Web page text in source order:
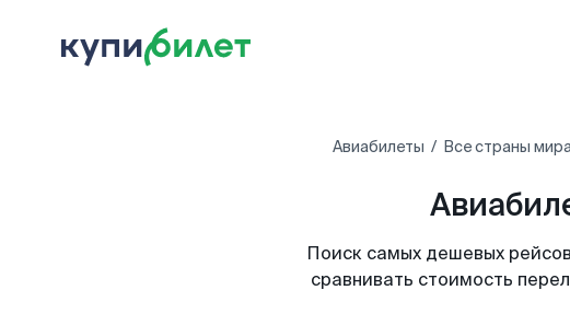
Авиабилеты Все страны
Поиск самых дешевых
сравнивать стоимость